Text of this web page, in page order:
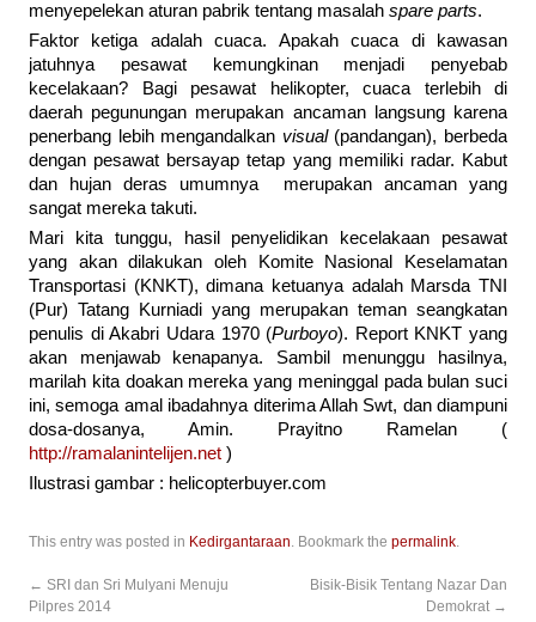
menyepelekan aturan pabrik tentang masalah spare parts.
Faktor ketiga adalah cuaca. Apakah cuaca di kawasan
jatuhnya pesawat kemungkinan menjadi penyebab
kecelakaan? Bagi pesawat helikopter, cuaca terlebih di
daerah pegunungan merupakan ancaman langsung karena
penerbang lebih mengandalkan visual (pandangan), berbeda
dengan pesawat bersayap tetap yang memiliki radar. Kabut
dan hujan deras umumnya merupakan ancaman yang
sangat mereka takuti.
Mari kita tunggu, hasil penyelidikan kecelakaan pesawat
yang akan dilakukan oleh Komite Nasional Keselamatan
Transportasi (KNKT), dimana ketuanya adalah Marsda TNI
(Pur) Tatang Kurniadi yang merupakan teman seangkatan
penulis di Akabri Udara 1970 (Purboyo). Report KNKT yang
akan menjawab kenapanya. Sambil menunggu hasilnya,
marilah kita doakan mereka yang meninggal pada bulan suci
ini, semoga amal ibadahnya diterima Allah Swt, dan diampuni
dosa-dosanya, Amin. Prayitno Ramelan (
http://ramalanintelijen.net )
Ilustrasi gambar : helicopterbuyer.com
This entry was posted in Kedirgantaraan. Bookmark the permalink.
← SRI dan Sri Mulyani Menuju
Pilpres 2014
Bisik-Bisik Tentang Nazar Dan
Demokrat →